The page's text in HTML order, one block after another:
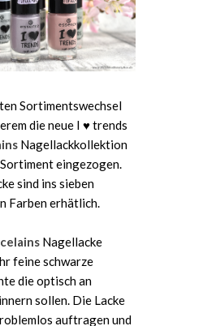
Sortimentswechsel
die neue I ♥ trends
Nagellackkollektion
Sortiment eingezogen.
sind ins sieben
Farben erhätlich.
Nagellacke
feine schwarze
die optisch an
sollen. Die Lacke
auftragen und